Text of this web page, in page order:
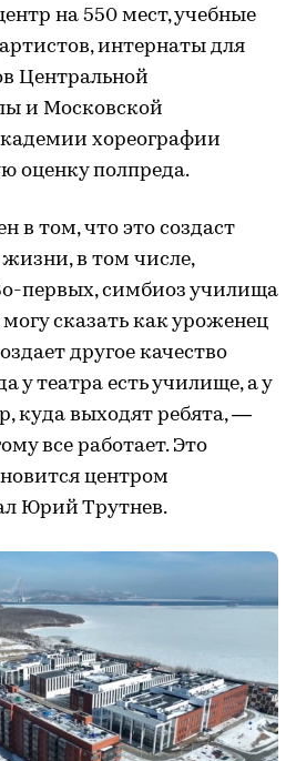
на 550 мест, учебные
интернаты для
Центральной
и Московской
хореографии
оценку полпреда.
в том, что это создаст
в том числе,
первых, симбиоз училища
сказать как уроженец
другое качество
у театра есть училище, а у
куда выходят ребята, —
все работает. Это
центром
Юрий Трутнев.